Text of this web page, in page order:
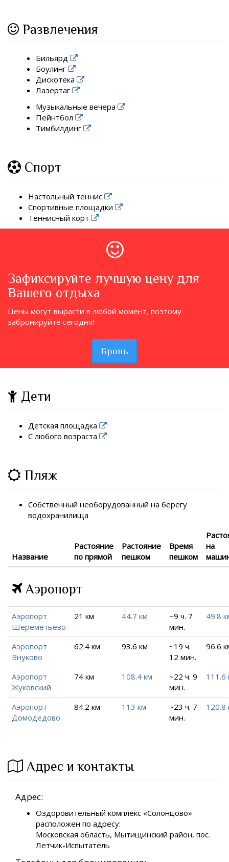
Развлечения
Бильярд
Боулинг
Дискотека
Лазертаг
Музыкальные вечера
Пейнтбол
Тимбилдинг
Спорт
Настольный теннис
Спортивные площадки
Теннисный корт
Зафиксируйте лучшую цену для
Вашего отдыха
Цены могут вырасти в любой момент, поэтому
забронируйте сегодня!
Бронь
Дети
Детская площадка
С любого возраста
Пляж
Собственный необорудованный на берегу
водохранилища
Название
Растояние
по прямой
Растояние
пешком
Время
пешком
на
Аэропорт
Аэропорт
Шереметьево
21 км 44.7 км
~9 ч. 7
мин.
49.8
Аэропорт
Внуково
62.4 км 93.6 км
~19 ч.
12 мин.
96.6
Аэропорт
Жуковский
74 км 108.4 км
~22 ч. 9
мин.
111.6
Аэропорт
Домодедово
84.2 км 113 км
~23 ч. 7
мин.
120.8
Адрес и контакты
Адрес:
Оздоровительный комплекс «Солонцово»
расположен по адресу:
Московская область, Мытищинский район, пос.
Летчик-Испытатель